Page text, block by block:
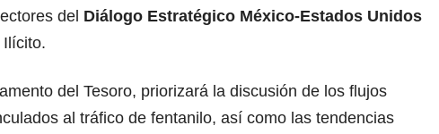
del Diálogo Estratégico México-Estados Unidos
del Tesoro, priorizará la discusión de los flujos
al tráfico de fentanilo, así como las tendencias